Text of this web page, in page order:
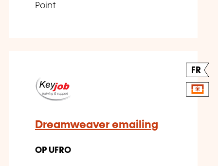
Point
FR
Dreamweaver emailing
OP UFRO